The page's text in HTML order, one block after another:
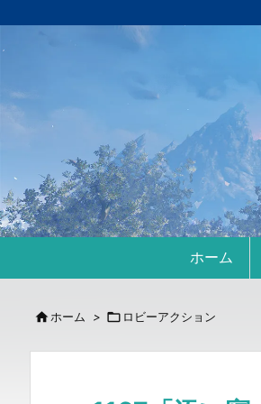
ホーム
 ホーム >  ロビーアクション